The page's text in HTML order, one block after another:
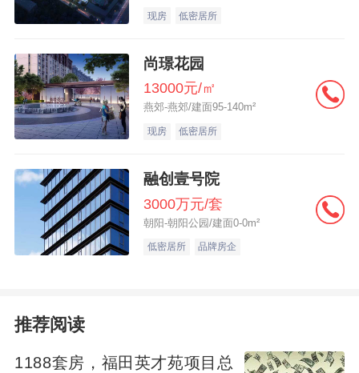
取了较多优质地块，这些地块有望在四季度
售形成一定支撑，预计“银十”市场将延续分化
态势。在二手房方面，9月重点城市二手房成
交量已出现显著回升，预计10月交易活跃度
改。
现房 低密居所
尚璟花园
13000元/㎡
燕郊-燕郊/建面95-140m²
现房 低密居所
融创壹号院
3000万元/套
朝阳-朝阳公园/建面0-0m²
低密居所 品牌房企
推荐阅读
1188套房，福田英才苑项目总